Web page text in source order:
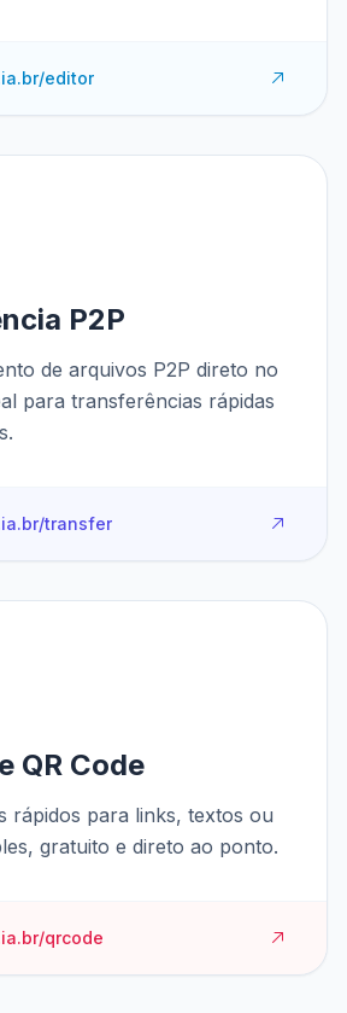
editor
P2P
de arquivos P2P direto no
para transferências rápidas
transfer
QR Code
rápidos para links, textos ou
gratuito e direto ao ponto.
qrcode